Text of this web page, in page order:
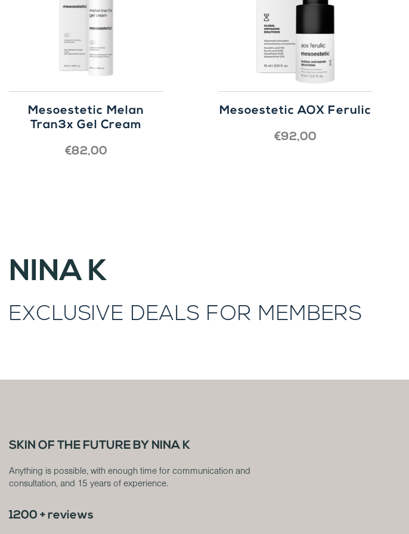
Mesoestetic Melan
Tran3x Gel Cream
€82,00
Mesoestetic AOX Ferulic
€92,00
NINA K
EXCLUSIVE DEALS FOR MEMBERS
SKIN OF THE FUTURE BY NINA K
Anything is possible, with enough time for communication and
consultation, and 15 years of experience.
1200 + reviews